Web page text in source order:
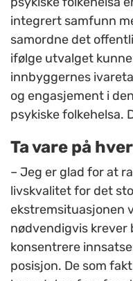
integrert samfunn
samordne det
ifølge utvalget
innbyggernes
og engasjement i
psykiske folkehelsa.
Ta vare på
– Jeg er glad for at
livskvalitet for det
ekstremsituasjonen
nødvendigvis krever
konsentrere
posisjon. De som